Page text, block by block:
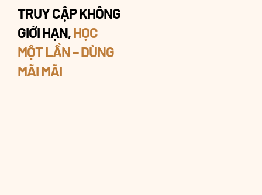
TRUY CẬP KHÔNG
GIỚI HẠN,HỌC
MỘT LẦN – DÙNG
MÃI MÃI